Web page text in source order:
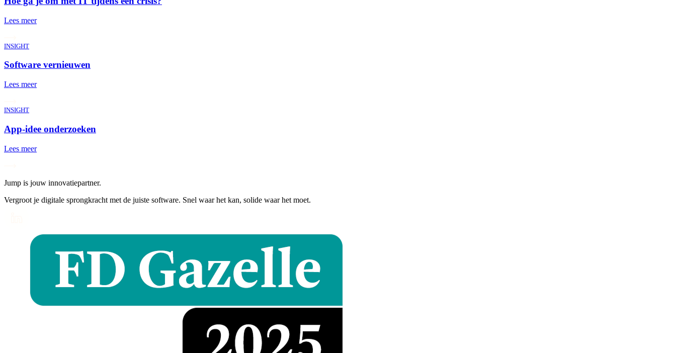
Lees meer
INSIGHT
Software vernieuwen
Lees meer
INSIGHT
App-idee onderzoeken
Lees meer
Jump is jouw innovatiepartner.
Vergroot je digitale sprongkracht met de juiste software. Snel waar het kan, solide waar het moet.